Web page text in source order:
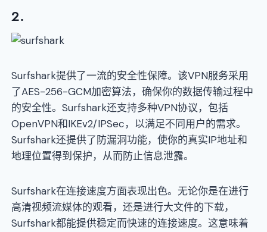
2.
Surfshark提供了一流的安全性保障。该VPN服务采用
了AES-256-GCM加密算法，确保你的数据传输过程中
的安全性。Surfshark还支持多种VPN协议，包括
OpenVPN和IKEv2/IPSec，以满足不同用户的需求。
Surfshark还提供了防漏洞功能，使你的真实IP地址和
地理位置得到保护，从而防止信息泄露。
Surfshark在连接速度方面表现出色。无论你是在进行
高清视频流媒体的观看，还是进行大文件的下载，
Surfshark都能提供稳定而快速的连接速度。这意味着